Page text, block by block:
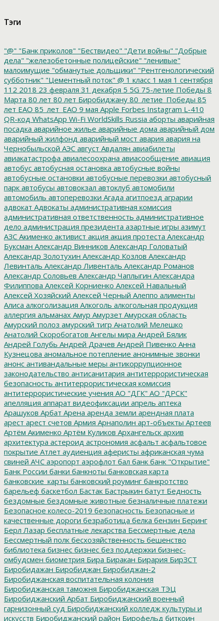
Тэги
"@" "Банк приколов" "Бествидео" "Дети войны" "Добрые
дела" "железобетонные полицейские" "ленивые"
малоимущие "обманутые дольщики" "Рентгенологический
субботник" "Цементный поток" @ 1 класс 1 мая 1 сентября
112 2018 23 февраля 31 декабря 5 5G 75-летие Победы 8
Марта 80 лет 80 лет Биробиджану 80_летие_Победы 85
лет ЕАО 85_лет_ЕАО 9 мая Apple Forbes Instagram L-410
QR-код WhatsApp Wi-Fi WorldSkills Russia аборты аварийная
посадка аварийное жилье аварийные дома аварийный дом
аварийный жилфонд аварийный мост авария авария на
Чернобыльской АЭС август Авдалян авиабилеты
авиакатастрофа авиалесоохрана авиасообщение авиация
автобус автобусная остановка автобусные войны
автобусные остановки автобусные перевозки автобусный
парк автобусы автовокзал автоклуб автомобили
автомобиль автоперевозки Агада агитпоезд аграрии
адвокат Адвокаты административная комиссия
административная ответственность административное
дело администрация президента азартные игры азимут
АЗС Акименко активист акция акция протеста Александр
Буксман Александр Винников Александр Головатый
Александр Золотухин Александр Козлов Александр
Левинталь Александр Ливенталь Александр Романов
Александр Соловьев Александр Чаплыгин Александра
Филиппова Алексей Корниенко Алексей Навальный
Алексей Хозяйский Алексей Черный Алеппо алименты
Алиса алкоголизация Алкоголь алкогольная продукция
аллергия альманах Амур Амурзет Амурская область
Амурский полоз амурский тигр Анатолий Мелешко
Анатолий Скоробогатов Ангелы мира Андрей Бялик
Андрей Голубь Андрей Драчев Андрей Пивенко Анна
Кузнецова аномальное потепление анонимные звонки
анонс антивандальные меры антикоррупционное
законодательство антисанитария антитеррористическая
безопасность антитеррористическая комиссия
антитеррористические учения АО "ДГК" АО "ДРСК"
апелляция аппарат видеофиксации апрель аптека
Арашуков Арбат Арена аренда земли арендная плата
арест арест счетов Армия Арнаполин арт-объекты Артеев
Артём Акименко Артём Куликов Архангельск архив
архитектура астероид астрономия асфальт асфальтовое
покрытие Атлет аудиенция аферисты африканская чума
свиней АЧС аэропорт аэрофлот бал банк банк "Открытие"
Банк России банки банкноты банковская карта
банковские_карты банковский роуминг банкротство
барельеф баскетбол Бастак Бастрыкин батут Бедность
бездомные бездомные животные безналичные платежи
Безопасное колесо-2019 безопасность Безопасные и
качественные дороги безработица белка бензин Беринг
Берл Лазар бесплатные лекарства Бессмертные дела
Бессмертный полк бесхозяйственность бешенство
библиотека бизнес бизнес без поддержки бизнес-
омбудсмен биометрия Бира Биракан Бирария БирЗСТ
Биробидажан Биробиджан Биробиджан-2
Биробиджанская воспитательная колония
Биробиджанская таможня Биробиджанская ТЭЦ
Биробиджанский Арбат Биробиджанский военный
гарнизонный суд Биробиджанский колледж культуры и
искусств Биробиджанский район Бирофельд биткоин